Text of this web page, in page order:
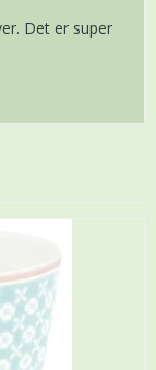
Det er super